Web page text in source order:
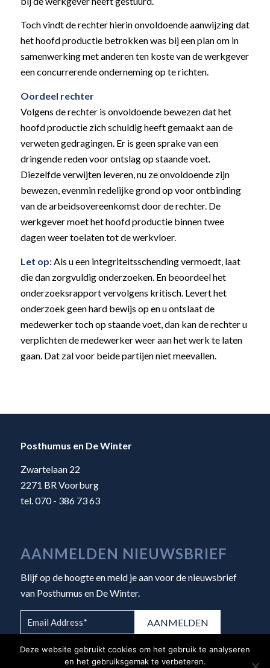
Toch vindt de rechter hierin onvoldoende aanwijzing dat
het hoofd productie betrokken was bij een plan om in
samenwerking met anderen ten koste van de werkgever
een concurrerende onderneming op te richten.
Oordeel rechter
Volgens de rechter is onvoldoende bewezen dat het
hoofd productie zich schuldig heeft gemaakt aan de
verweten gedragingen. Er is geen sprake van een
dringende reden voor ontslag op staande voet.
Diezelfde verwijten leveren, nu ze onvoldoende zijn
bewezen, evenmin redelijke grond op voor ontbinding
van de arbeidsovereenkomst door de rechter. De
werkgever moet het hoofd productie binnen twee
dagen weer toelaten tot de werkvloer.
Let op:Als u een integriteitsschending vermoedt, laat
die dan zorgvuldig onderzoeken. En beoordeel het
onderzoeksrapport vervolgens kritisch. Levert het
onderzoek geen hard bewijs op en u ontslaat de
medewerker toch op staande voet, dan kan de rechter u
verplichten de medewerker weer aan het werk te laten
gaan. Dat zal voor beide partijen niet meevallen.
Posthumus en De Winter
Zwartelaan 22
2271 BR Voorburg
tel. 070 - 386 73 63
AANMELDEN NIEUWSBRIEF
Blijf op de hoogte en meld je aan voor de nieuwsbrief
van Posthumus en De Winter.
Deze website gebruikt cookies om het gebruik te analyseren
en het gebruiksgemak te verbeteren.